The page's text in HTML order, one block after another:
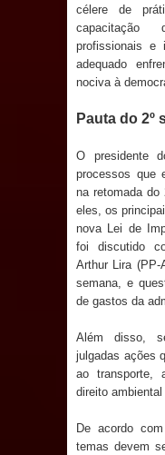
Dois
de
célere de
capacitação
profissionais e
adequado
nociva à
Pauta do 2º
O presidente
processos que
na retomada do
eles, os
nova Lei de
foi discutido
Arthur Lira (PP-
semana, e
de gastos da
Além disso,
julgadas ações
ao transporte,
direito
De acordo
temas devem